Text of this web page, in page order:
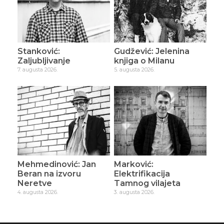
Stanković:
Zaljubljivanje
7. augusta 2026.
Gudžević: Jelenina
knjiga o Milanu
5. augusta 2026.
Mehmedinović: Jan
Beran na izvoru
Neretve
4. augusta 2026.
Marković:
Elektrifikacija
Tamnog vilajeta
3. augusta 2026.